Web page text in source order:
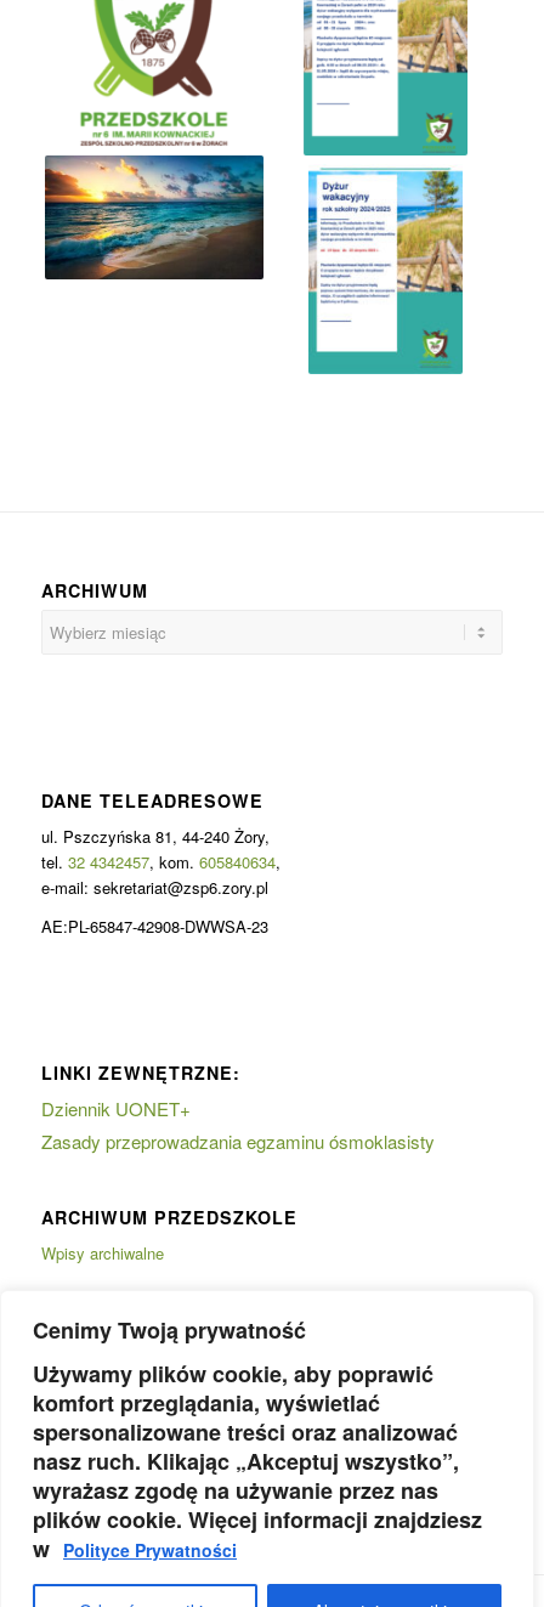
Cenimy Twoją prywatność
Używamy plików cookie, aby poprawić
komfort przeglądania, wyświetlać
spersonalizowane treści oraz analizować
nasz ruch. Klikając „Akceptuj wszystko”,
wyrażasz zgodę na używanie przez nas
plików cookie. Więcej informacji znajdziesz
w Polityce Prywatności
ARCHIWUM
DANE TELEADRESOWE
ul. Pszczyńska 81, 44-240 Żory,
tel. 32 4342457, kom. 605840634,
e-mail: sekretariat@zsp6.zory.pl
AE:PL-65847-42908-DWWSA-23
LINKI ZEWNĘTRZNE:
Dziennik UONET+
Zasady przeprowadzania egzaminu ósmoklasisty
ARCHIWUM PRZEDSZKOLE
Wpisy archiwalne